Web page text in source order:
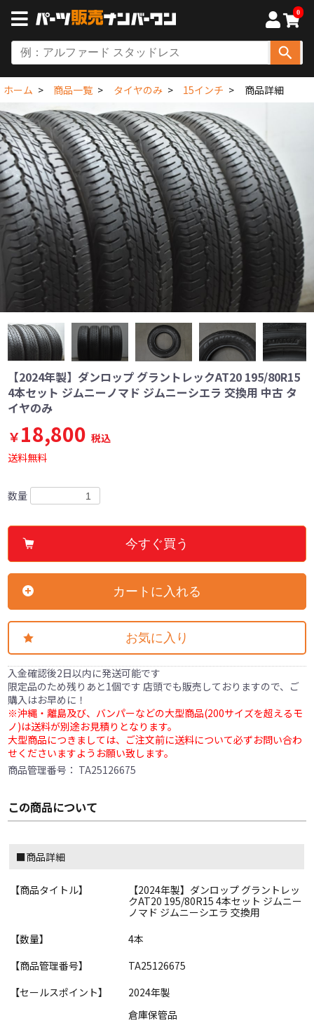
0
ホーム 商品一覧 タイヤのみ 15インチ 商品詳細
【2024年製】ダンロップ グラントレックAT20 195/80R15
4本セット ジムニーノマド ジムニーシエラ 交換用 中古 タ
イヤのみ
￥18,800 税込
送料無料
数量
今すぐ買う
カートに入れる
お気に入り
入金確認後2日以内に発送可能です
限定品のため残りあと1個です 店頭でも販売しておりますので、ご
購入はお早めに！
※沖縄・離島及び、バンパーなどの大型商品(200サイズを超えるモ
ノ)は送料が別途お見積りとなります。
大型商品につきましては、ご注文前に送料について必ずお問い合わ
せくださいますようお願い致します。
商品管理番号： TA25126675
この商品について
■商品詳細
【商品タイトル】
【2024年製】ダンロップ グラントレッ
クAT20 195/80R15 4本セット ジムニー
ノマド ジムニーシエラ 交換用
【数量】
4本
【商品管理番号】
TA25126675
【セールスポイント】
2024年製
倉庫保管品